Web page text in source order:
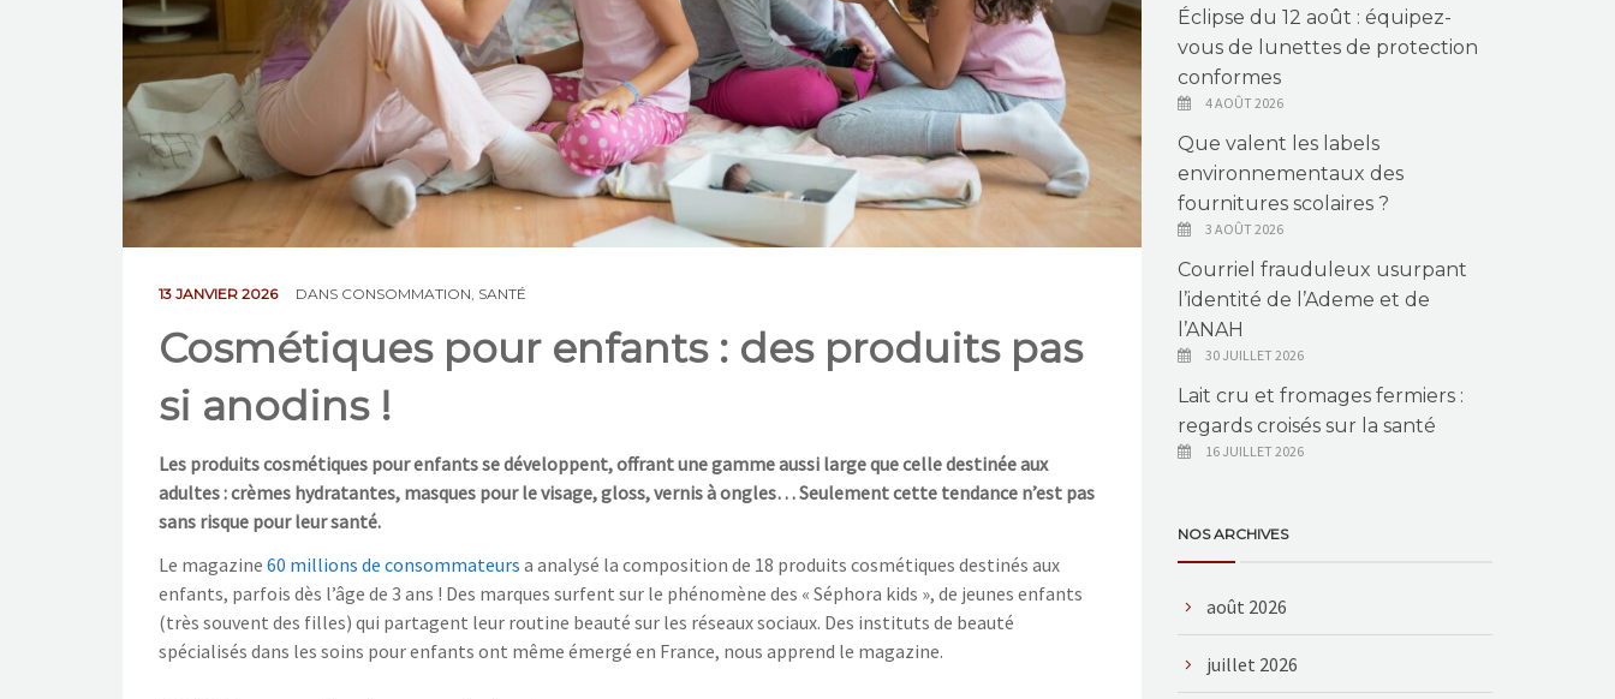
13 JANVIER 2026 DANS CONSOMMATION SANTÉ
Cosmétiques pour enfants : des produits pas
si anodins !
Les produits cosmétiques pour enfants se développent, offrant une gamme aussi large que celle destinée aux
adultes : crèmes hydratantes, masques pour le visage, gloss, vernis à ongles… Seulement cette tendance n’est pas
sans risque pour leur santé.
Le magazine 60 millions de consommateurs a analysé la composition de 18 produits cosmétiques destinés aux
enfants, parfois dès l’âge de 3 ans ! Des marques surfent sur le phénomène des « Séphora kids », de jeunes enfants
(très souvent des filles) qui partagent leur routine beauté sur les réseaux sociaux. Des instituts de beauté
spécialisés dans les soins pour enfants ont même émergé en France, nous apprend le magazine.
Éclipse du 12 août : équipez-
vous de lunettes de protection
conformes
4 AOÛT 2026
Que valent les labels
environnementaux des
fournitures scolaires ?
3 AOÛT 2026
Courriel frauduleux usurpant
l’identité de l’Ademe et de
l’ANAH
30 JUILLET 2026
Lait cru et fromages fermiers :
regards croisés sur la santé
16 JUILLET 2026
NOS ARCHIVES
août 2026
juillet 2026